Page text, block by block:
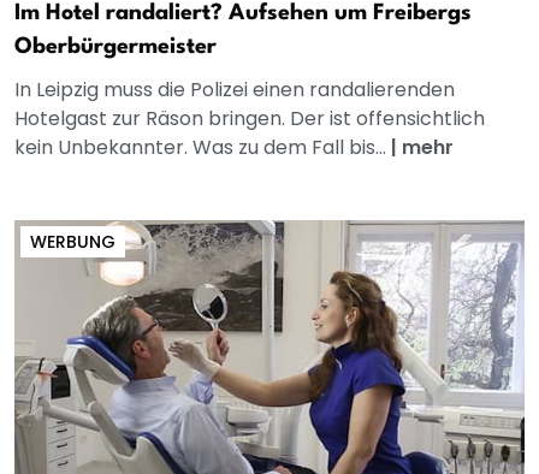
Im Hotel randaliert? Aufsehen um Freibergs
Oberbürgermeister
In Leipzig muss die Polizei einen randalierenden
Hotelgast zur Räson bringen. Der ist offensichtlich
kein Unbekannter. Was zu dem Fall bis... | mehr
WERBUNG